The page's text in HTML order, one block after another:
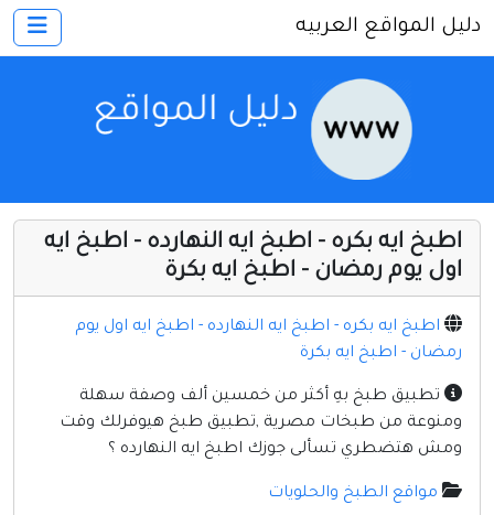
اتصل بنا
أخرى ومنوعه
إنترنت وشبكات
الأسرة والترفيه
منتديات
مواقع إخباريه
مواقع إسلامية
دليل المواقع العربيه
اطبخ ايه بكره - اطبخ ايه النهارده - اطبخ ايه
اول يوم رمضان - اطبخ ايه بكرة
اطبخ ايه بكره - اطبخ ايه النهارده - اطبخ ايه اول يوم
رمضان - اطبخ ايه بكرة
تطبيق طبخ بهِ أكثر من خمسين ألف وصفة سهلة
ومنوعة من طبخات مصرية ,تطبيق طبخ هيوفرلك وقت
ومش هتضطري تسألى جوزك اطبخ ايه النهارده ؟
مواقع الطبخ والحلويات